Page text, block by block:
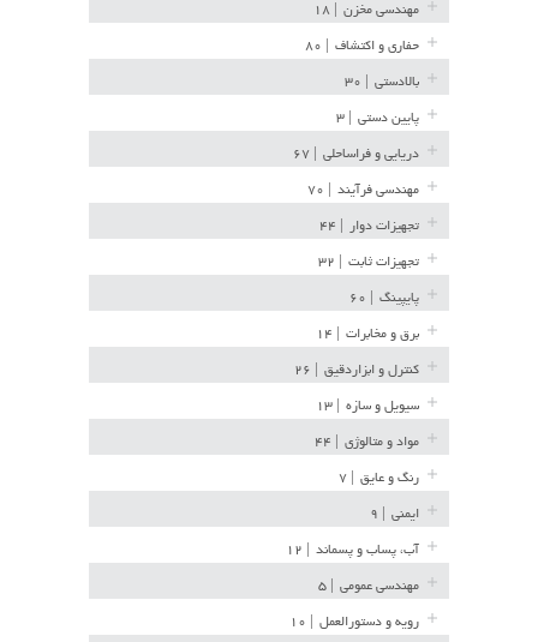
مهندسی مخزن
حفاری و اکتشاف
بالادستی
پایین دستی
دریایی و فراساحلی
مهندسی فرآیند
تجهیزات دوار
تجهیزات ثابت
پایپینگ
برق و مخابرات
کنترل و ابزاردقیق
سیویل و سازه
مواد و متالوژی
رنگ و عایق
ایمنی
آب، پساب و پسماند
مهندسی عمومی
رویه و دستورالعمل